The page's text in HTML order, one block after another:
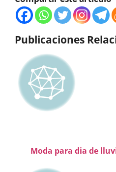
Publicaciones
Moda para dia de